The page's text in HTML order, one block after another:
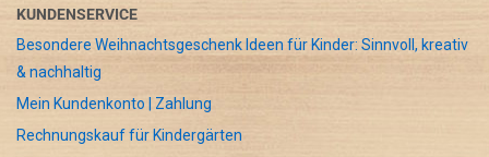
KUNDENSERVICE
Besondere Weihnachtsgeschenk Ideen für Kinder: Sinnvoll, kreativ
& nachhaltig
Mein Kundenkonto | Zahlung
Rechnungskauf für Kindergärten